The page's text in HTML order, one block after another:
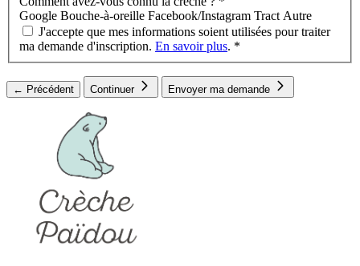
Google Bouche-à-oreille Facebook/Instagram Tract Autre
J'accepte que mes informations soient utilisées pour traiter
ma demande d'inscription. En savoir plus. *
← Précédent Continuer Envoyer ma demande